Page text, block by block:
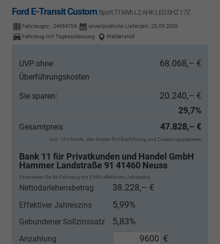
Ford E-Transit Custom Sport 71kWh L2 AHK LED SHZ 17Z
Fahrzeugnr.: 24994704 unverbindliche Lieferzeit: 25.09.2026
Fahrzeug mit Tageszulassung
Waldershof
UVP ohne
Überführungskosten
68.068,– €
Sie sparen:
20.240,– €
29,7%
Gesamtpreis 47.828,– €
incl. 19% MwSt., den Kosten für Überführung und Zulassungspapieren
Bank 11 für Privatkunden und Handel GmbH
Hammer Landstraße 91 41460 Neuss
Finanzieren Sie Ihr Fahrzeug mit 5,99% effektivem Jahreszins.
Nettodarlehensbetrag 38.228,– €
Effektiver Jahreszins 5,99%
Gebundener Sollzinssatz 5,83%
Anzahlung €